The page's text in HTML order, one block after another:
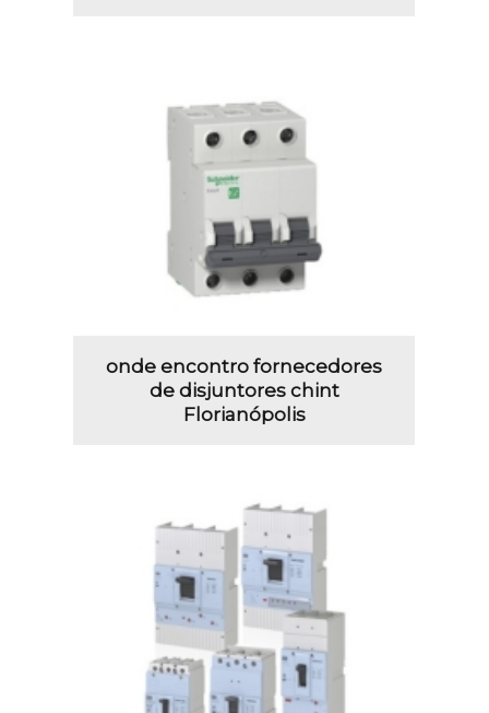
onde encontro fornecedores
de disjuntores chint
Florianópolis